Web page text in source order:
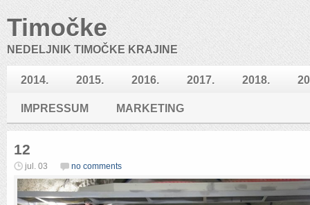
Timočke
NEDELJNIK TIMOČKE KRAJINE
2014. 2015. 2016. 2017. 2018.
IMPRESSUM MARKETING
12
jul. 03 no comments